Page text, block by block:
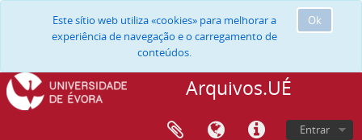
Ok
Este sítio web utiliza «cookies» para melhorar a
experiência de navegação e o carregamento de
conteúdos.
Arquivos.UÉ
Entrar